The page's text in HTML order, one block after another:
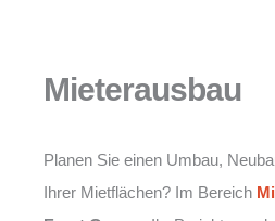
Mieterausbau
Planen Sie einen Umbau,
Ihrer Mietflächen? Im Bereich